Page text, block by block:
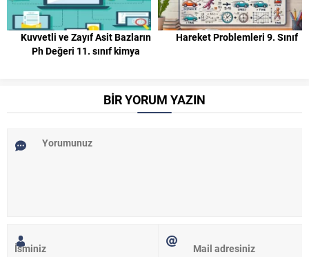
Kuvvetli ve Zayıf Asit Bazların
Ph Değeri 11. sınıf kimya
Hareket Problemleri 9. Sınıf
BİR YORUM YAZIN